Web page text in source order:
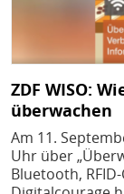
ZDF WISO:
überwachen
Am 11.
Uhr über
Bluetooth,